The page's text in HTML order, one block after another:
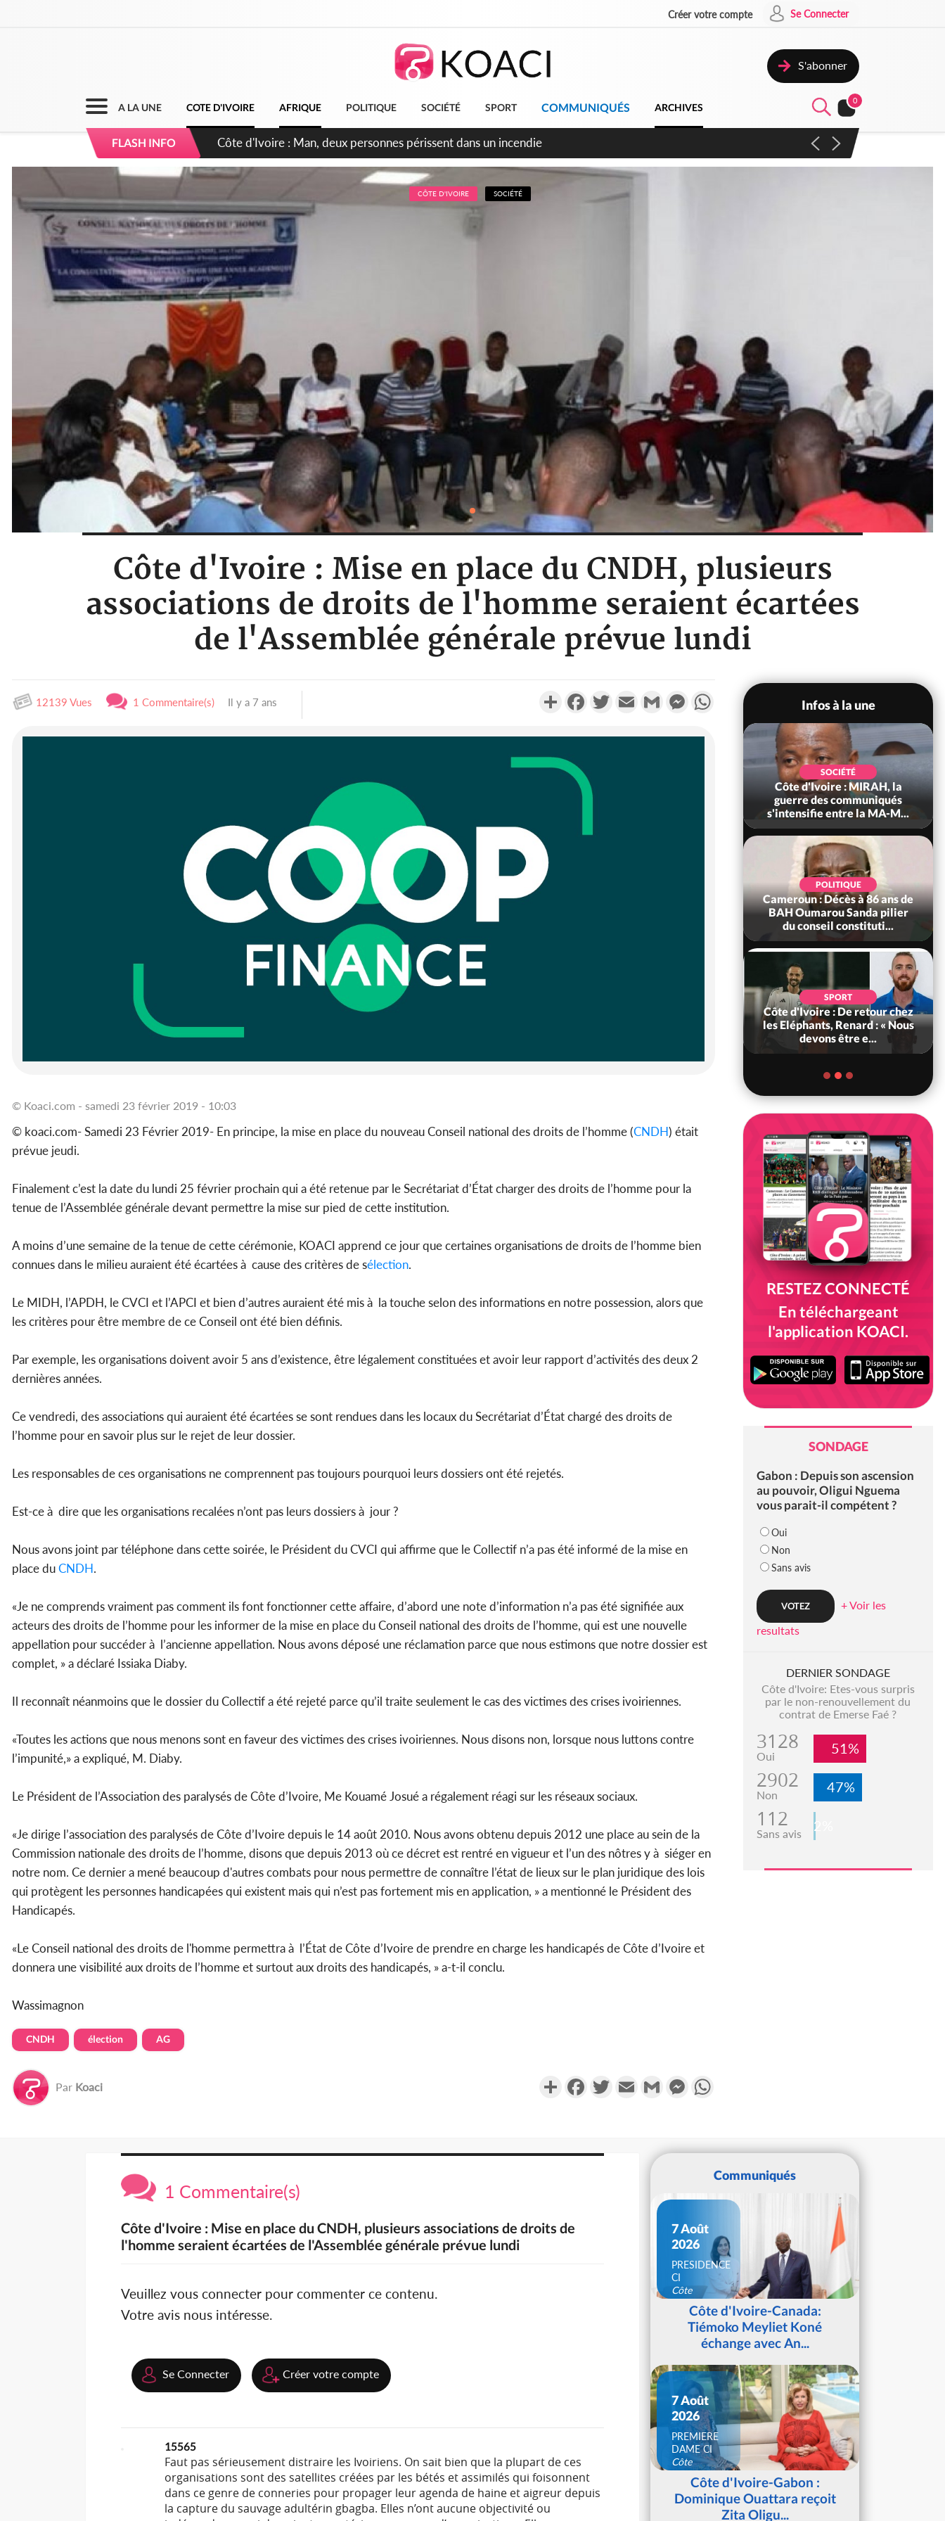
Créer votre compte Se Connecter
S'abonner
A LA UNE COTE D'IVOIRE AFRIQUE POLITIQUE SOCIÉTÉ SPORT COMMUNIQUÉS ARCHIVES
0
FLASH INFO
Côte d'Ivoire : Séileu, la célébration de la fête nationale transformée en vaste campagne contre les produits
dépigmentants dangereux
CÔTE D'IVOIRE SOCIÉTÉ
Côte d'Ivoire : Mise en place du CNDH, plusieurs
associations de droits de l'homme seraient écartées
de l'Assemblée générale prévue lundi
12139 Vues 1 Commentaire(s) Il y a 7 ans PartagerFacebookTwitterEmail Gmail MessengerWhatsApp
© Koaci.com - samedi 23 février 2019 - 10:03
© koaci.com- Samedi 23 Février 2019- En principe, la mise en place du nouveau Conseil national des droits de l’homme (CNDH) était
prévue jeudi.
Finalement c’est la date du lundi 25 février prochain qui a été retenue par le Secrétariat d’État charger des droits de l’homme pour la
tenue de l’Assemblée générale devant permettre la mise sur pied de cette institution.
A moins d’une semaine de la tenue de cette cérémonie, KOACI apprend ce jour que certaines organisations de droits de l’homme bien
connues dans le milieu auraient été écartées à cause des critères de sélection.
Le MIDH, l’APDH, le CVCI et l’APCI et bien d’autres auraient été mis à la touche selon des informations en notre possession, alors que
les critères pour être membre de ce Conseil ont été bien définis.
Par exemple, les organisations doivent avoir 5 ans d’existence, être légalement constituées et avoir leur rapport d’activités des deux 2
dernières années.
Ce vendredi, des associations qui auraient été écartées se sont rendues dans les locaux du Secrétariat d’État chargé des droits de
l’homme pour en savoir plus sur le rejet de leur dossier.
Les responsables de ces organisations ne comprennent pas toujours pourquoi leurs dossiers ont été rejetés.
Est-ce à dire que les organisations recalées n’ont pas leurs dossiers à jour ?
Nous avons joint par téléphone dans cette soirée, le Président du CVCI qui affirme que le Collectif n’a pas été informé de la mise en
place duCNDH.
«Je ne comprends vraiment pas comment ils font fonctionner cette affaire, d’abord une note d’information n’a pas été signifiée aux
acteurs des droits de l’homme pour les informer de la mise en place du Conseil national des droits de l’homme, qui est une nouvelle
appellation pour succéder à l’ancienne appellation. Nous avons déposé une réclamation parce que nous estimons que notre dossier est
complet, » a déclaré Issiaka Diaby.
Il reconnaît néanmoins que le dossier du Collectif a été rejeté parce qu’il traite seulement le cas des victimes des crises ivoiriennes.
«Toutes les actions que nous menons sont en faveur des victimes des crises ivoiriennes. Nous disons non, lorsque nous luttons contre
l’impunité,» a expliqué, M. Diaby.
Le Président de l’Association des paralysés de Côte d’Ivoire, Me Kouamé Josué a régalement réagi sur les réseaux sociaux.
«Je dirige l’association des paralysés de Côte d’Ivoire depuis le 14 août 2010. Nous avons obtenu depuis 2012 une place au sein de la
Commission nationale des droits de l’homme, disons que depuis 2013 où ce décret est rentré en vigueur et l’un des nôtres y à siéger en
notre nom. Ce dernier a mené beaucoup d'autres combats pour nous permettre de connaître l’état de lieux sur le plan juridique des lois
qui protègent les personnes handicapées qui existent mais qui n’est pas fortement mis en application, » a mentionné le Président des
Handicapés.
«Le Conseil national des droits de l'homme permettra à l’État de Côte d’Ivoire de prendre en charge les handicapés de Côte d’Ivoire et
donnera une visibilité aux droits de l’homme et surtout aux droits des handicapés, » a-t-il conclu.
Wassimagnon
CNDH élection AG
Par Koaci PartagerFacebookTwitterEmail Gmail Messenger
Infos à la une
Côte d'Ivoire : Man, deux
personnes périssent dans un
SOCIÉTÉ
Côte d'Ivoire : MIRAH, la
guerre des communiqués
s'intensifie entre la MA-M...
POLITIQUE
Cameroun : Décès à 86 ans de
BAH Oumarou Sanda pilier
du conseil constituti...
SPORT
Côte d'Ivoire : De retour chez
les Eléphants, Renard : « Nous
devons être e...
RESTEZ CONNECTÉ
En téléchargeant
l'application KOACI.
SONDAGE
Gabon : Depuis son ascension
au pouvoir, Oligui Nguema
vous parait-il compétent ?
Oui
Non
Sans avis
+ Voir les
resultats
DERNIER SONDAGE
Côte d'Ivoire: Etes-vous surpris
par le non-renouvellement du
contrat de Emerse Faé ?
3128
Oui 51%
2902
Non 47%
112
Sans avis 2%
1 Commentaire(s)
Côte d'Ivoire : Mise en place du CNDH, plusieurs associations de droits de
l'homme seraient écartées de l'Assemblée générale prévue lundi
Veuillez vous connecter pour commenter ce contenu.
Votre avis nous intéresse.
Se Connecter Créer votre compte
15565
Faut pas sérieusement distraire les Ivoiriens. On sait bien que la plupart de ces
organisations sont des satellites créées par les bétés et assimilés qui foisonnent
dans ce genre de conneries pour propager leur agenda de haine et aigreur depuis
la capture du sauvage adultérin gbagba. Elles n’ont aucune objectivité ou
Communiqués
7 Août
2026
PRESIDENCE
CI
Côte
d'IvoireCôte d'Ivoire-Canada:
Tiémoko Meyliet Koné
échange avec An...
7 Août
2026
PREMIERE
DAME CI
Côte
d'IvoireCôte d'Ivoire-Gabon :
Dominique Ouattara reçoit
Zita Oligu...